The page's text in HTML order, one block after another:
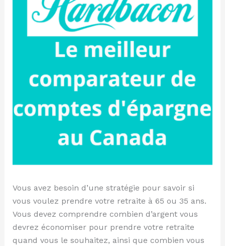
Vous avez besoin d’une stratégie pour savoir si
vous voulez prendre votre retraite à 65 ou 35 ans.
Vous devez comprendre combien d’argent vous
devrez économiser pour prendre votre retraite
quand vous le souhaitez, ainsi que combien vous